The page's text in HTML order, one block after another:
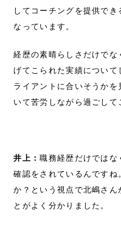
してコーチングを提供で
なっています。
経歴の素晴らしさだけで
げてこられた実績につい
ライアントに合いそうか
いて苦労しながら過ごして
井上：職務経歴だけではな
確認をされているんです
か？という視点で北嶋さん
とがよく分かりました。